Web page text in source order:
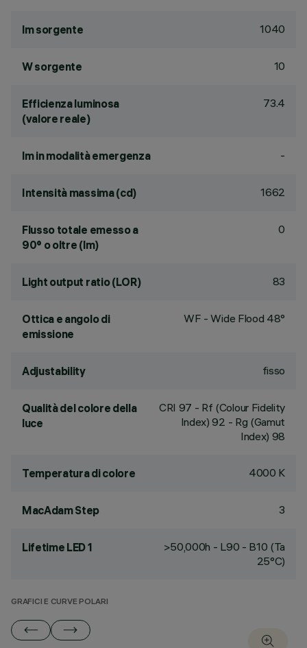
lm sorgente 1040
W sorgente 10
Efficienza luminosa
(valore reale)
73.4
lm in modalità emergenza -
Intensità massima (cd) 1662
Flusso totale emesso a
90° o oltre (lm)
0
Light output ratio (LOR) 83
Ottica e angolo di
emissione
WF - Wide Flood 48°
Adjustability fisso
Qualità del colore della
luce
CRI 97 - Rf (Colour Fidelity
Index) 92 - Rg (Gamut
Index) 98
Temperatura di colore 4000 K
MacAdam Step 3
Lifetime LED 1
>50,000h - L90 - B10 (Ta
25°C)
GRAFICI E CURVE POLARI